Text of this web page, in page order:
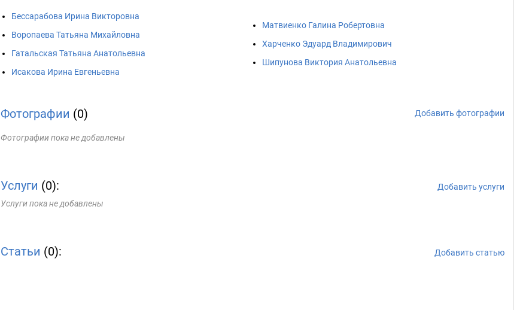
Бессарабова Ирина Викторовна
Воропаева Татьяна Михайловна
Гатальская Татьяна Анатольевна
Исакова Ирина Евгеньевна
Матвиенко Галина Робертовна
Харченко Эдуард Владимирович
Шипунова Виктория Анатольевна
Фотографии (0) Добавить фотографии
Фотографии пока не добавлены
Услуги (0):
Добавить услуги
Услуги пока не добавлены
Статьи (0): Добавить статью